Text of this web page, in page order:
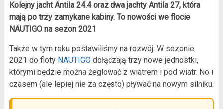
Kolejny jacht Antila 24.4 oraz dwa jachty Antila 27, która
mają po trzy zamykane kabiny. To nowości we flocie
NAUTIGO na sezon 2021
Także w tym roku postawiliśmy na rozwój. W sezonie
2021 do floty NAUTIGOdołączają trzy nowe jednostki,
którymi będzie można żeglować z wiatrem i pod wiatr. No i
czasem (ale lepiej nie za często) pływać na nowym silniku.